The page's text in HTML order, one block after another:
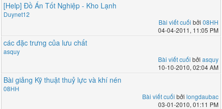
[Help] Đồ Án Tốt Nghiệp - Kho Lạnh
Duynet12
Bài viết cuối bởi 08HH
04-04-2011, 11:05 PM
các đặc trưng của lưu chất
asquy
Bài viết cuối bởi asquy
10-10-2010, 02:04 AM
Bài giảng Kỹ thuật thuỷ lực và khí nén
08HH
Bài viết cuối bởi longdaubac
03-01-2010, 01:11 PM